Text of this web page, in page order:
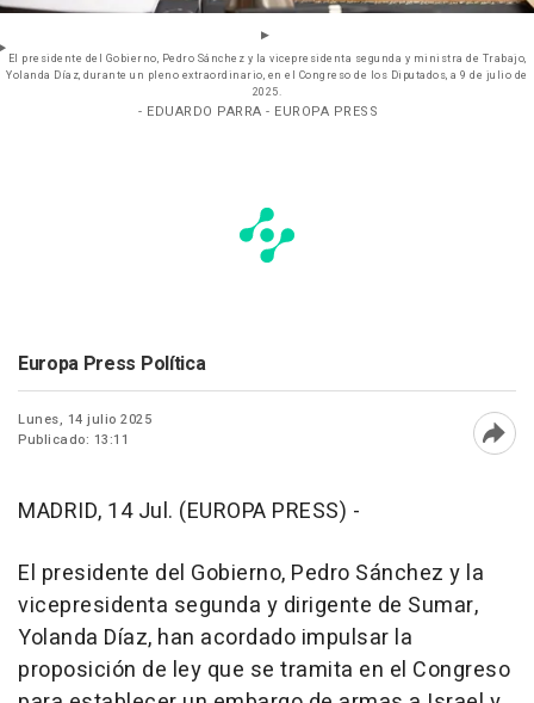
El presidente del Gobierno, Pedro Sánchez y la vicepresidenta segunda y ministra de Trabajo,
Yolanda Díaz, durante un pleno extraordinario, en el Congreso de los Diputados, a 9 de julio de
2025.
- EDUARDO PARRA - EUROPA PRESS
Europa Press Política
Lunes, 14 julio 2025
Publicado: 13:11
MADRID, 14 Jul. (EUROPA PRESS) -
El presidente del Gobierno, Pedro Sánchez y la
vicepresidenta segunda y dirigente de Sumar,
Yolanda Díaz, han acordado impulsar la
proposición de ley que se tramita en el Congreso